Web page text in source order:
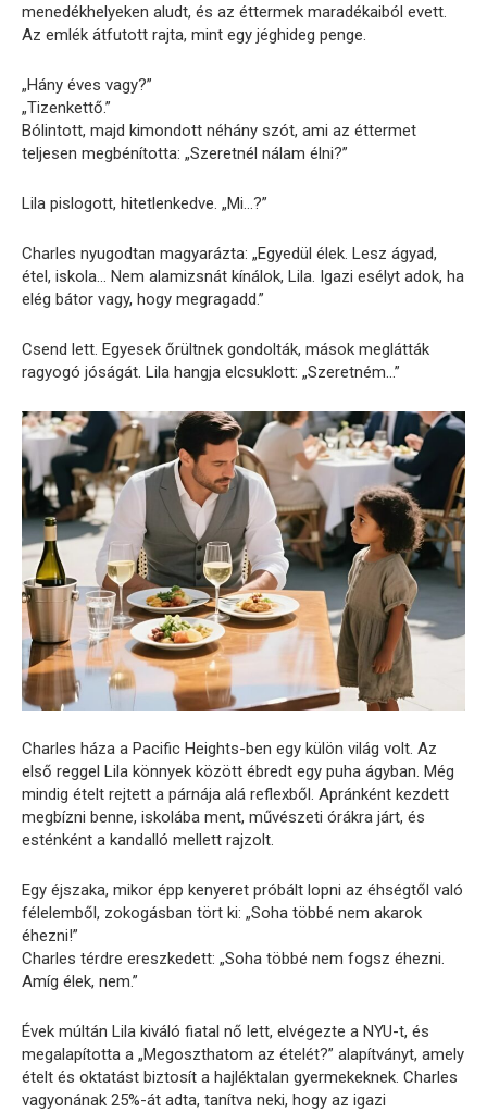
menedékhelyeken aludt, és az éttermek maradékaiból evett.
Az emlék átfutott rajta, mint egy jéghideg penge.
„Hány éves vagy?”
„Tizenkettő.”
Bólintott, majd kimondott néhány szót, ami az éttermet
teljesen megbénította: „Szeretnél nálam élni?”
Lila pislogott, hitetlenkedve. „Mi…?”
Charles nyugodtan magyarázta: „Egyedül élek. Lesz ágyad,
étel, iskola… Nem alamizsnát kínálok, Lila. Igazi esélyt adok, ha
elég bátor vagy, hogy megragadd.”
Csend lett. Egyesek őrültnek gondolták, mások meglátták
ragyogó jóságát. Lila hangja elcsuklott: „Szeretném…”
Charles háza a Pacific Heights-ben egy külön világ volt. Az
első reggel Lila könnyek között ébredt egy puha ágyban. Még
mindig ételt rejtett a párnája alá reflexből. Apránként kezdett
megbízni benne, iskolába ment, művészeti órákra járt, és
esténként a kandalló mellett rajzolt.
Egy éjszaka, mikor épp kenyeret próbált lopni az éhségtől való
félelemből, zokogásban tört ki: „Soha többé nem akarok
éhezni!”
Charles térdre ereszkedett: „Soha többé nem fogsz éhezni.
Amíg élek, nem.”
Évek múltán Lila kiváló fiatal nő lett, elvégezte a NYU-t, és
megalapította a „Megoszthatom az ételét?” alapítványt, amely
ételt és oktatást biztosít a hajléktalan gyermekeknek. Charles
vagyonának 25%-át adta, tanítva neki, hogy az igazi